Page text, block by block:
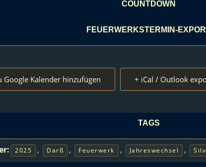
COUNTDOWN
FEUERWERKSTERMIN-
Google Kalender hinzufügen + iCal / Outlook
TAGS
2025 , Darß , Feuerwerk , Jahreswechsel ,